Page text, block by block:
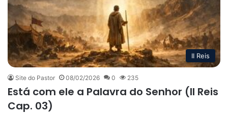
II Reis
Site do Pastor 08/02/2026 0 235
Está com ele a Palavra do Senhor (II Reis
Cap. 03)